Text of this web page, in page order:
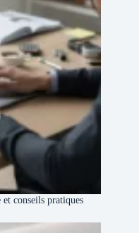
conseils pratiques